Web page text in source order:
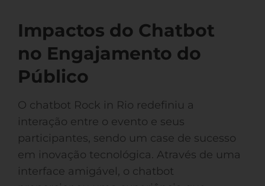
Impactos do Chatbot
no Engajamento do
Público
O chatbot Rock in Rio redefiniu a
interação entre o evento e seus
participantes, sendo um case de sucesso
em inovação tecnológica. Através de uma
interface amigável, o chatbot